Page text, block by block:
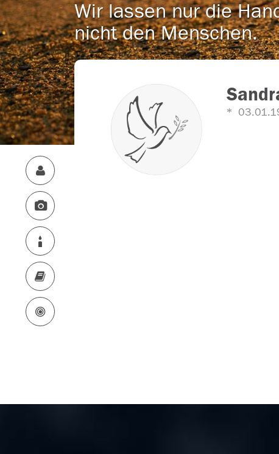
Wir lassen nur die
nicht den Menschen.